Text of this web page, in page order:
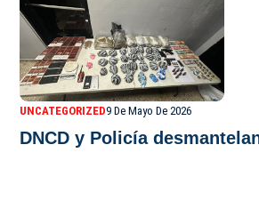
UNCATEGORIZED9 De Mayo De 2026
DNCD y Policía